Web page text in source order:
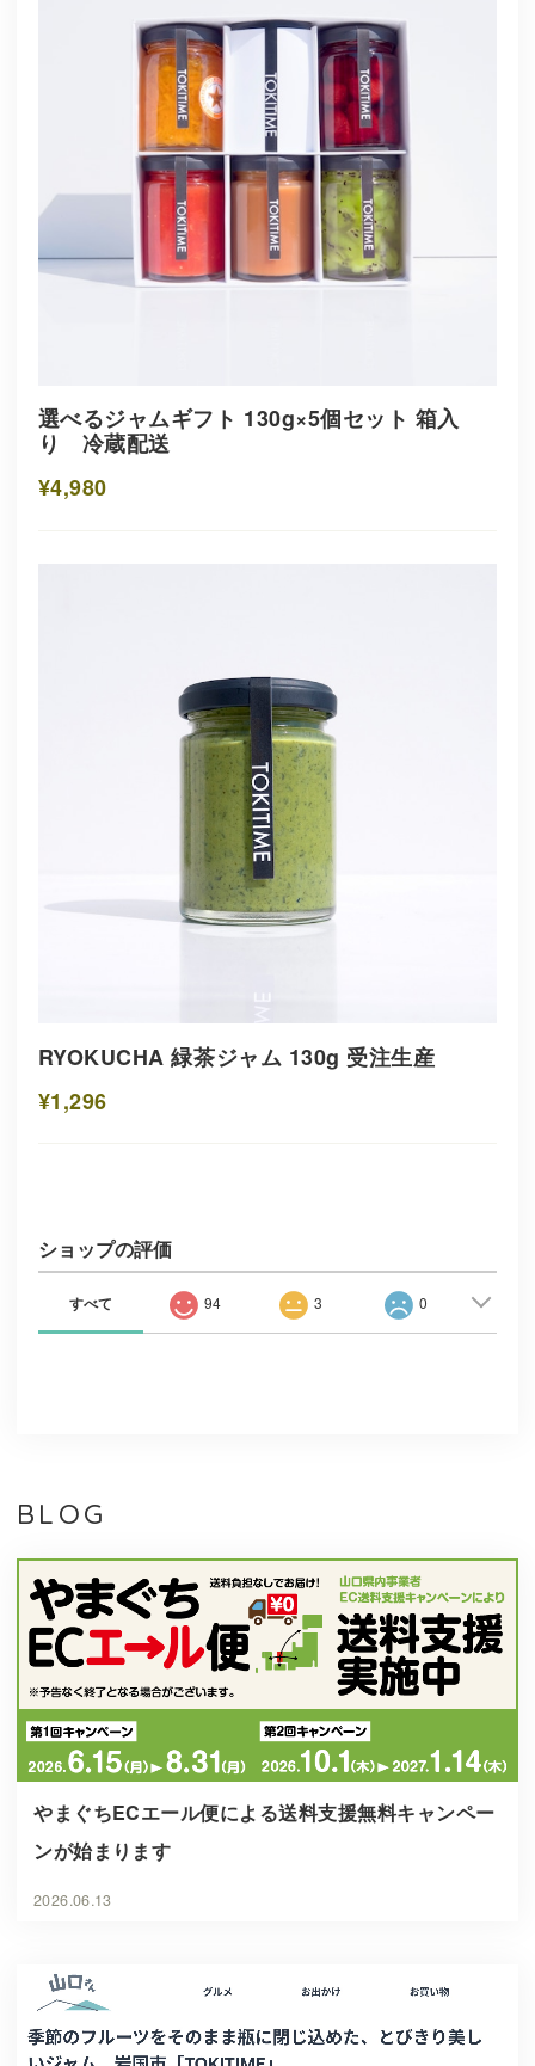
選べるジャムギフト 130g×5個セット 箱入
り 冷蔵配送
¥4,980
RYOKUCHA 緑茶ジャム 130g 受注生産
¥1,296
ショップの評価
すべて 94 3 0
BLOG
やまぐちECエール便による送料支援無料キャンペー
ンが始まります
2026.06.13